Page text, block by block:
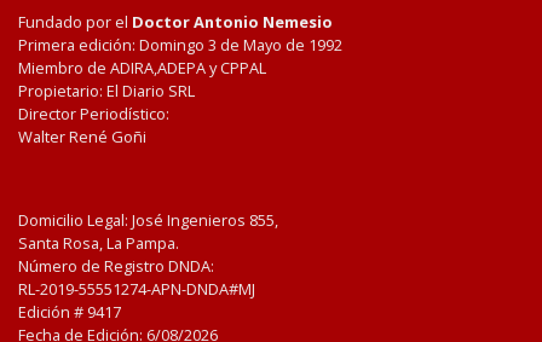
Fundado por el Doctor Antonio Nemesio
Primera edición: Domingo 3 de Mayo de 1992
Miembro de ADIRA,ADEPA y CPPAL
Propietario: El Diario SRL
Director Periodístico:
Walter René Goñi
Domicilio Legal: José Ingenieros 855,
Santa Rosa, La Pampa.
Número de Registro DNDA:
RL-2019-55551274-APN-DNDA#MJ
Edición # 9417
Fecha de Edición: 6/08/2026